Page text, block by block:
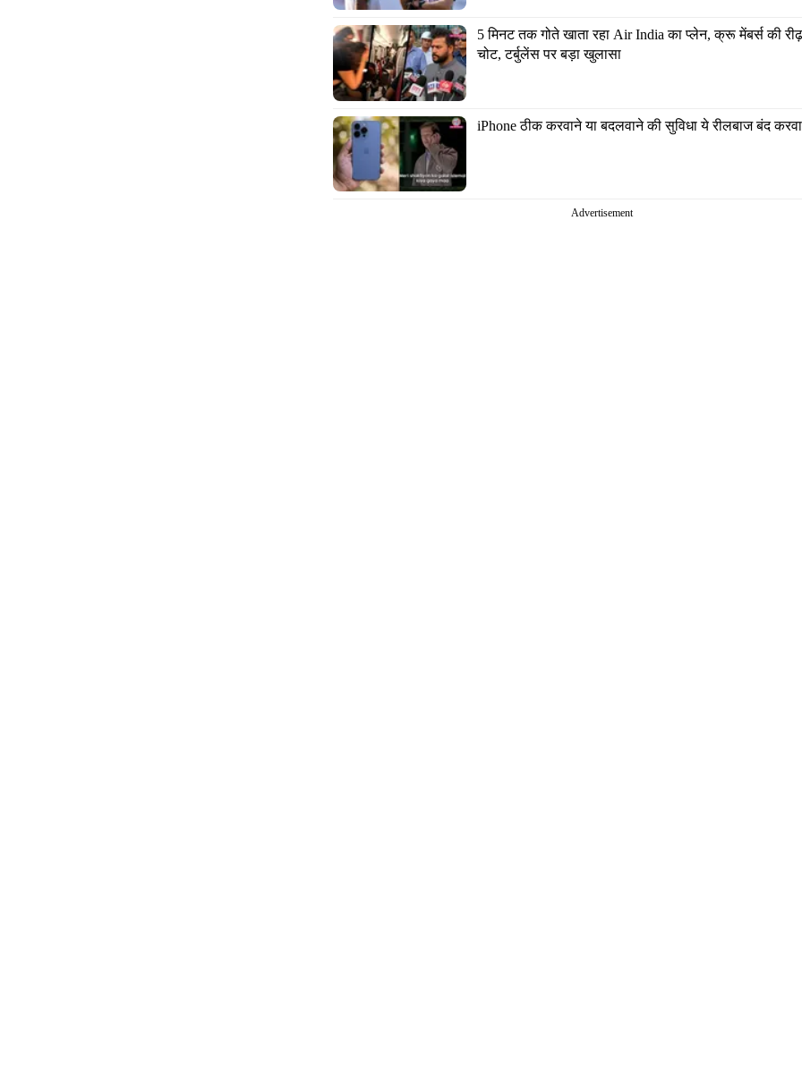
5 मिनट तक गोते खाता रहा Air India का प्लेन, क्रू मेंबर्स की
चोट, टर्बुलेंस पर बड़ा खुलासा
iPhone ठीक करवाने या बदलवाने की सुविधा ये रीलबाज बंद
Advertisement